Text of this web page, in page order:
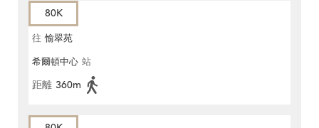
80K
往 愉翠苑
希爾頓中心 站
距離 360m